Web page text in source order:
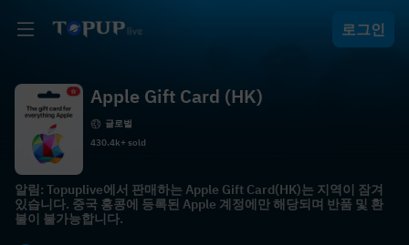
로그인
Apple Gift Card (HK)
글로벌
430.4k+ sold
알림: Topuplive에서 판매하는 Apple Gift Card(HK)는 지역이 잠겨
있습니다. 중국 홍콩에 등록된 Apple 계정에만 해당되며 반품 및 환
불이 불가능합니다.